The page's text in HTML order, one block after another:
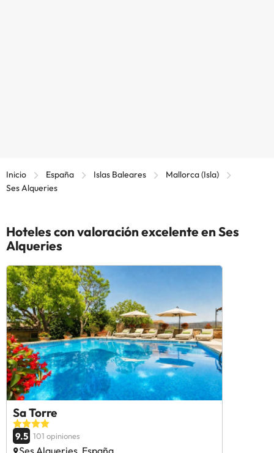
Inicio España Islas Baleares
Mallorca (Isla)
Ses Alqueries
Hoteles con valoración excelente en Ses
Alqueries
Sa Torre
9.5 101 opiniones